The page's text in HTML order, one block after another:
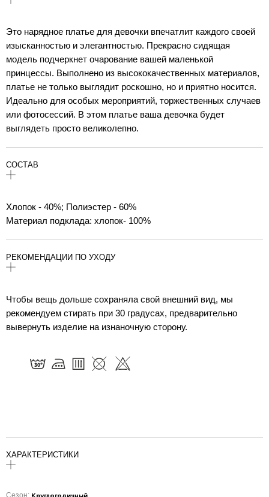
Это нарядное платье для девочки впечатлит каждого своей
изысканностью и элегантностью. Прекрасно сидящая
модель подчеркнет очарование вашей маленькой
принцессы. Выполнено из высококачественных материалов,
платье не только выглядит роскошно, но и приятно носится.
Идеально для особых мероприятий, торжественных случаев
или фотосессий. В этом платье ваша девочка будет
выглядеть просто великолепно.
СОСТАВ
Хлопок - 40%; Полиэстер - 60%
Материал подклада: хлопок- 100%
РЕКОМЕНДАЦИИ ПО УХОДУ
Чтобы вещь дольше сохраняла свой внешний вид, мы
рекомендуем стирать при 30 градусах, предварительно
вывернуть изделие на изнаночную сторону.
ХАРАКТЕРИСТИКИ
Сезон: